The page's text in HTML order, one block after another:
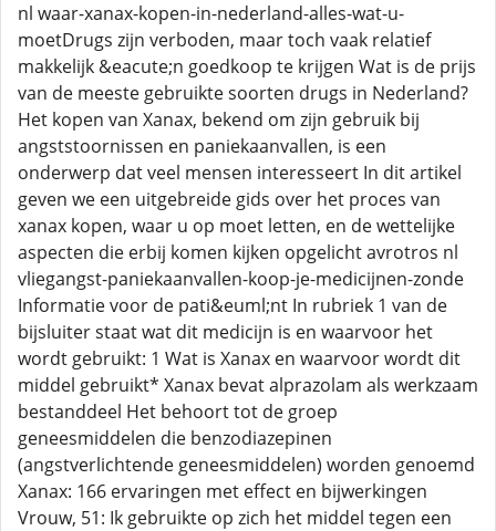
nl waar-xanax-kopen-in-nederland-alles-wat-u-
moetDrugs zijn verboden, maar toch vaak relatief
makkelijk &eacute;n goedkoop te krijgen Wat is de prijs
van de meeste gebruikte soorten drugs in Nederland?
Het kopen van Xanax, bekend om zijn gebruik bij
angststoornissen en paniekaanvallen, is een
onderwerp dat veel mensen interesseert In dit artikel
geven we een uitgebreide gids over het proces van
xanax kopen, waar u op moet letten, en de wettelijke
aspecten die erbij komen kijken opgelicht avrotros nl
vliegangst-paniekaanvallen-koop-je-medicijnen-zonde
Informatie voor de pati&euml;nt In rubriek 1 van de
bijsluiter staat wat dit medicijn is en waarvoor het
wordt gebruikt: 1 Wat is Xanax en waarvoor wordt dit
middel gebruikt* Xanax bevat alprazolam als werkzaam
bestanddeel Het behoort tot de groep
geneesmiddelen die benzodiazepinen
(angstverlichtende geneesmiddelen) worden genoemd
Xanax: 166 ervaringen met effect en bijwerkingen
Vrouw, 51: Ik gebruikte op zich het middel tegen een